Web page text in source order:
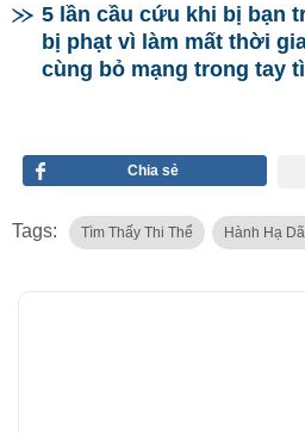
5 lần cầu cứu khi bị bạn
bị phạt vì làm mất thời
cùng bỏ mạng trong tay
Chia sẻ
Tags: Tìm Thấy Thi Thể Hành Hạ